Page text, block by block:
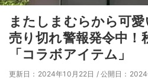
またしまむらから可
売り切れ警報発令中！
「コラボアイテム」
更新日：2024年10月22日 / 公開日：